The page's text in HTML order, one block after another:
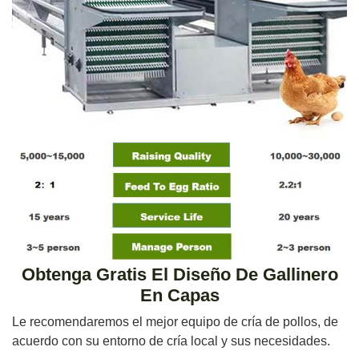
Obtenga Gratis El Diseño De Gallinero
En Capas
Le recomendaremos el mejor equipo de cría de pollos, de
acuerdo con su entorno de cría local y sus necesidades.